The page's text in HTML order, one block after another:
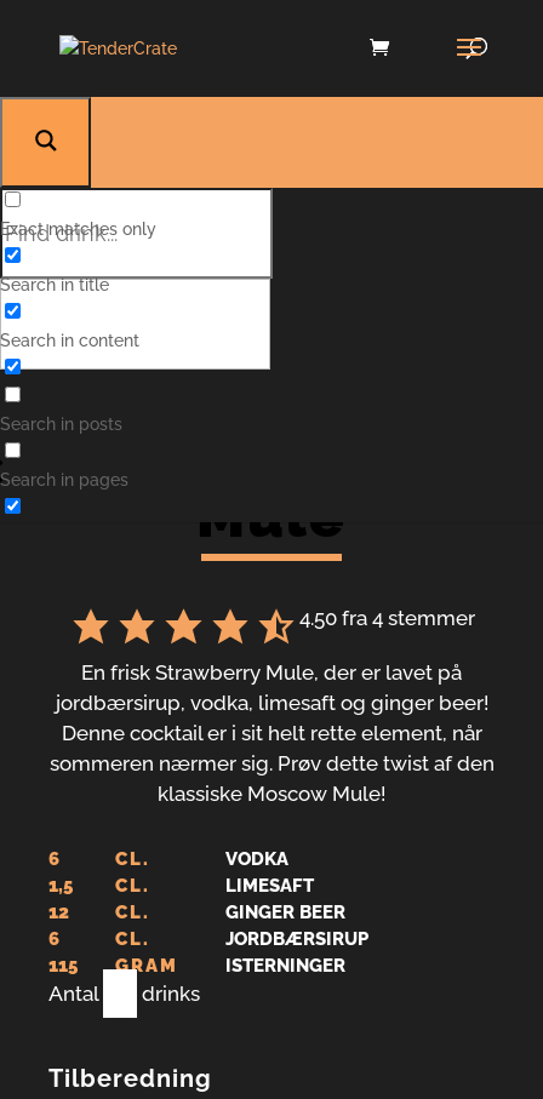
Exact matches only
Search in title
Search in content
Search in posts
Search in pages
Strawberry
Mule
4.50 fra4 stemmer
En frisk Strawberry Mule, der er lavet på
jordbærsirup, vodka, limesaft og ginger beer!
Denne cocktail er i sit helt rette element, når
sommeren nærmer sig. Prøv dette twist af den
klassiske Moscow Mule!
6 CL.
VODKA
1,5
CL.
LIMESAFT
12
CL.
GINGER BEER
6
CL.
JORDBÆRSIRUP
115
GRAM ISTERNINGER
Antal drinks
Tilberedning